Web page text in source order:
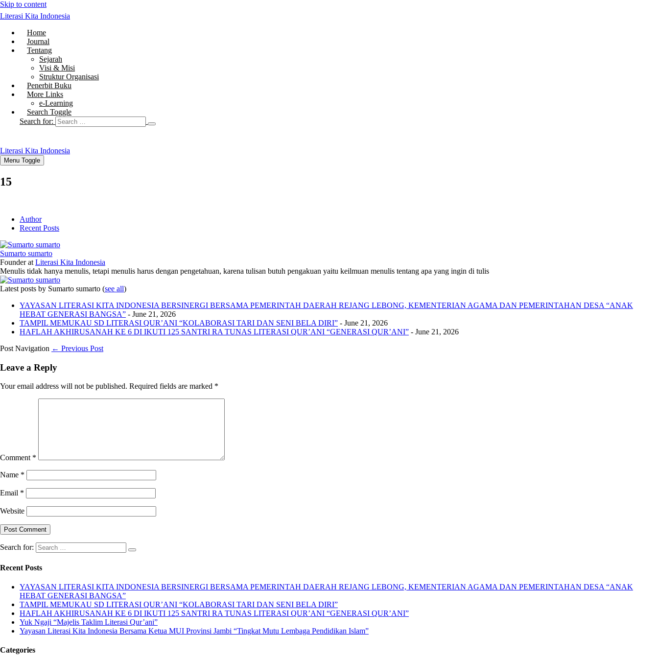
Skip to content
Literasi Kita Indonesia
Home
Journal
Tentang
Sejarah
Visi & Misi
Struktur Organisasi
Penerbit Buku
More Links
e-Learning
Search Toggle
Search for:
Literasi Kita Indonesia
Menu Toggle
15
Author
Recent Posts
Sumarto sumarto
Founderat Literasi Kita Indonesia
Menulis tidak hanya menulis, tetapi menulis harus dengan pengetahuan, karena tulisan butuh pengakuan yaitu keilmuan menulis tentang apa yang ingin di tulis
Latest posts by Sumarto sumarto (see all)
YAYASAN LITERASI KITA INDONESIA BERSINERGI BERSAMA PEMERINTAH DAERAH REJANG LEBONG, KEMENTERIAN AGAMA DAN PEMERINTAHAN DESA “ANAK
HEBAT GENERASI BANGSA” - June 21, 2026
TAMPIL MEMUKAU SD LITERASI QUR’ANI “KOLABORASI TARI DAN SENI BELA DIRI” - June 21, 2026
HAFLAH AKHIRUSANAH KE 6 DI IKUTI 125 SANTRI RA TUNAS LITERASI QUR’ANI “GENERASI QUR’ANI” - June 21, 2026
Post Navigation ← Previous Post
Leave a Reply
Your email address will not be published. Required fields are marked *
Comment *
Name *
Email *
Website
Search for:
Recent Posts
YAYASAN LITERASI KITA INDONESIA BERSINERGI BERSAMA PEMERINTAH DAERAH REJANG LEBONG, KEMENTERIAN AGAMA DAN PEMERINTAHAN DESA “ANAK
HEBAT GENERASI BANGSA”
TAMPIL MEMUKAU SD LITERASI QUR’ANI “KOLABORASI TARI DAN SENI BELA DIRI”
HAFLAH AKHIRUSANAH KE 6 DI IKUTI 125 SANTRI RA TUNAS LITERASI QUR’ANI “GENERASI QUR’ANI”
Yuk Ngaji “Majelis Taklim Literasi Qur’ani”
Yayasan Literasi Kita Indonesia Bersama Ketua MUI Provinsi Jambi “Tingkat Mutu Lembaga Pendidikan Islam”
Categories